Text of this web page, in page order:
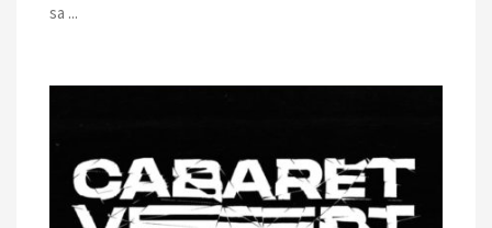
sa ...